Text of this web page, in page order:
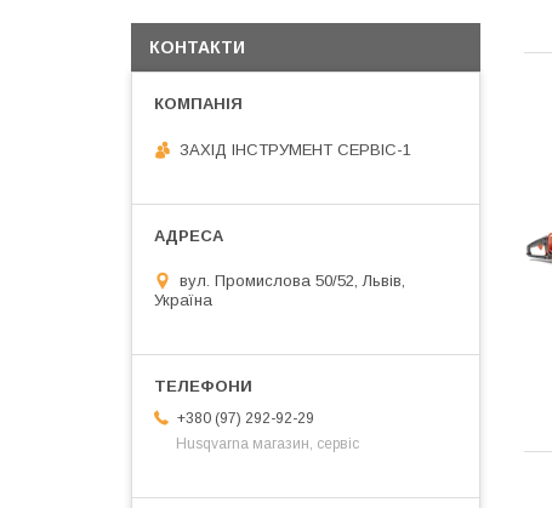
КОНТАКТИ
ЗАХІД ІНСТРУМЕНТ СЕРВІС-1
вул. Промислова 50/52, Львів,
Україна
+380 (97) 292-92-29
Husqvarna магазин, сервіс